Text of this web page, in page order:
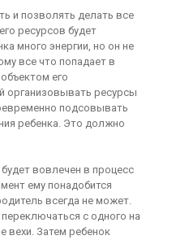
и позволять делать все
ресурсов будет
много энергии, но он не
все что попадает в
его
организовывать ресурсы
подсовывать
ребенка. Это должно
вовлечен в процесс
ему понадобится
всегда не может.
с одного на
вехи. Затем ребенок